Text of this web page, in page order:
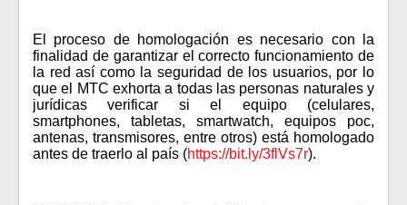
El proceso de homologación es necesario con la
finalidad de garantizar el correcto funcionamiento de
la red así como la seguridad de los usuarios, por lo
que el MTC exhorta a todas las personas naturales y
jurídicas verificar si el equipo (celulares,
smartphones, tabletas, smartwatch, equipos poc,
antenas, transmisores, entre otros) está homologado
antes de traerlo al país (https://bit.ly/3flVs7r).